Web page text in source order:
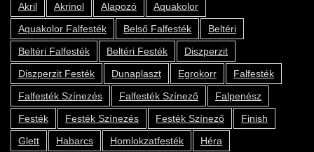
Akril
Akrinol Alapozó
Aquakolor
Aquakolor Falfesték
Belső Falfesték
Beltéri
Beltéri Falfesték
Beltéri Festék
Diszperzit
Diszperzit Festék
Dunaplaszt Egrokorr
Falfesték
Falfesték Színezés
Falfesték Színező
Falpenész
Festék
Festék Színezés Festék Színező
Finish
Glett
Habarcs Homlokzatfesték
Héra